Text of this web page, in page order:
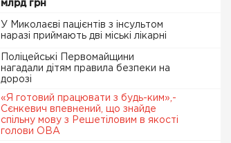
млрд грн
У Миколаєві пацієнтів з інсультом
наразі приймають дві міські лікарні
Поліцейські Первомайщини
нагадали дітям правила безпеки на
дорозі
«Я готовий працювати з будь-ким»,-
Сєнкевич впевнений, що знайде
спільну мову з Решетіловим в якості
голови ОВА